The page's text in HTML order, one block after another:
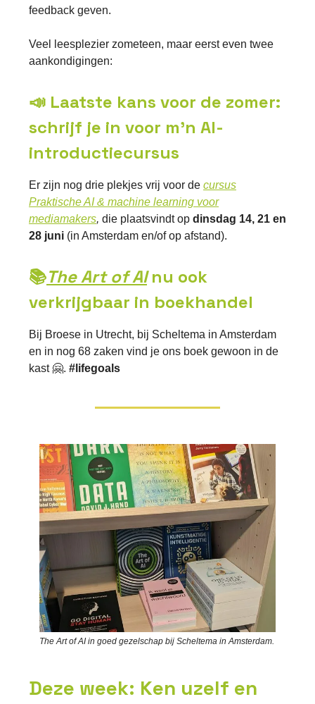
feedback geven.
Veel leesplezier zometeen, maar eerst even twee
aankondigingen:
📣 Laatste kans voor de zomer:
schrijf je in voor m'n AI-
introductiecursus
Er zijn nog drie plekjes vrij voor de cursus
Praktische AI & machine learning voor
mediamakers, die plaatsvindt op dinsdag 14, 21 en
28 juni (in Amsterdam en/of op afstand).
📚The Art of AInu ook
verkrijgbaar in boekhandel
Bij Broese in Utrecht, bij Scheltema in Amsterdam
en in nog 68 zaken vind je ons boek gewoon in de
kast 🤗. #lifegoals
The Art of AI in goed gezelschap bij Scheltema in Amsterdam.
Deze week: Ken uzelf en